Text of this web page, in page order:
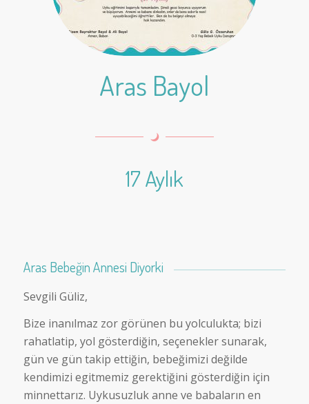
Aras Bayol
17 Aylık
Aras Bebeğin Annesi Diyorki
Sevgili Güliz,
Bize inanılmaz zor görünen bu yolculukta; bizi
rahatlatip, yol gösterdiğin, seçenekler sunarak,
gün ve gün takip ettiğin, bebeğimizi değilde
kendimizi egitmemiz gerektiğini gösterdiğin için
minnettarız. Uykusuzluk anne ve babaların en